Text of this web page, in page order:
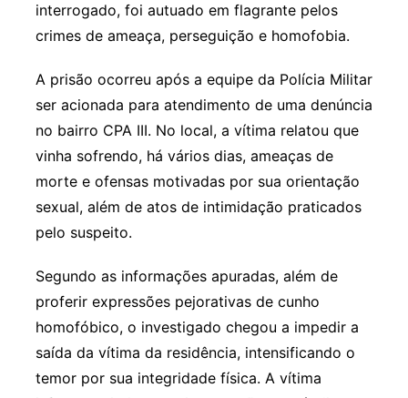
interrogado, foi autuado em flagrante pelos
crimes de ameaça, perseguição e homofobia.
A prisão ocorreu após a equipe da Polícia Militar
ser acionada para atendimento de uma denúncia
no bairro CPA III. No local, a vítima relatou que
vinha sofrendo, há vários dias, ameaças de
morte e ofensas motivadas por sua orientação
sexual, além de atos de intimidação praticados
pelo suspeito.
Segundo as informações apuradas, além de
proferir expressões pejorativas de cunho
homofóbico, o investigado chegou a impedir a
saída da vítima da residência, intensificando o
temor por sua integridade física. A vítima